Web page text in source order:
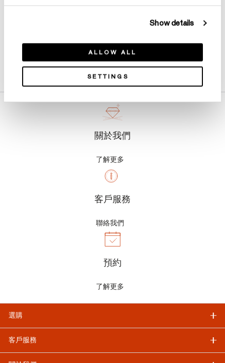
Show details
ALLOW ALL
SETTINGS
產品詳情
關於我們
了解更多
客戶服務
聯絡我們
預約
了解更多
選購
客戶服務